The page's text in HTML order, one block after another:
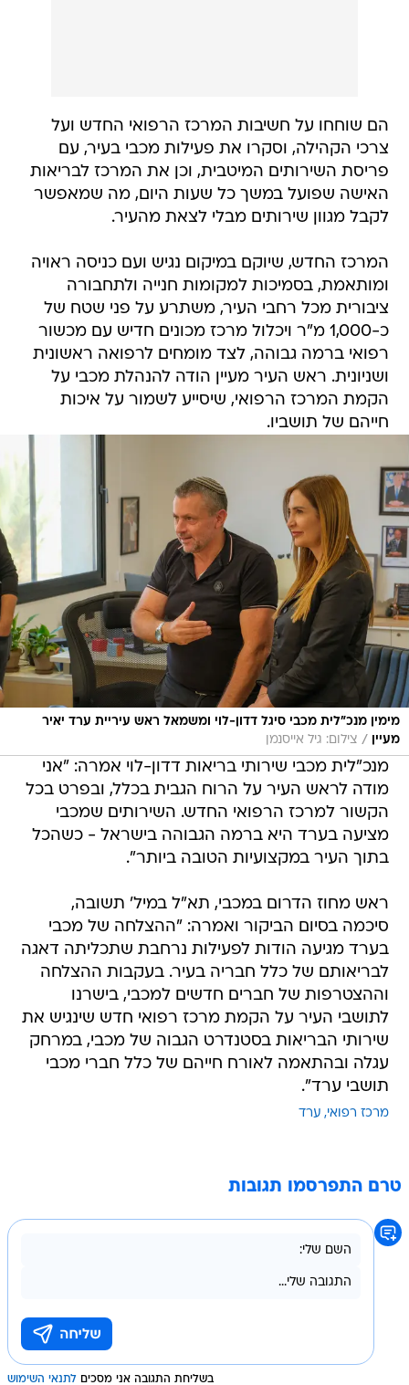
הם שוחחו על חשיבות המרכז הרפואי החדש ועל
צרכי הקהילה, וסקרו את פעילות מכבי בעיר, עם
פריסת השירותים המיטבית, וכן את המרכז לבריאות
האישה שפועל במשך כל שעות היום, מה שמאפשר
לקבל מגוון שירותים מבלי לצאת מהעיר.
המרכז החדש, שיוקם במיקום נגיש ועם כניסה ראויה
ומותאמת, בסמיכות למקומות חנייה ולתחבורה
ציבורית מכל רחבי העיר, משתרע על פני שטח של
כ-1,000 מ"ר ויכלול מרכז מכונים חדיש עם מכשור
רפואי ברמה גבוהה, לצד מומחים לרפואה ראשונית
ושניונית. ראש העיר מעיין הודה להנהלת מכבי על
הקמת המרכז הרפואי, שיסייע לשמור על איכות
חייהם של תושביו.
מימין מנכ״לית מכבי סיגל דדון-לוי ומשמאל ראש עיריית ערד יאיר
מעיין
/ צילום: גיל אייסנמן
מנכ"לית מכבי שירותי בריאות דדון-לוי אמרה: "אני
מודה לראש העיר על הרוח הגבית בכלל, ובפרט בכל
הקשור למרכז הרפואי החדש. השירותים שמכבי
מציעה בערד היא ברמה הגבוהה בישראל - כשהכל
בתוך העיר במקצועיות הטובה ביותר".
ראש מחוז הדרום במכבי, תא"ל במיל' תשובה,
סיכמה בסיום הביקור ואמרה: "ההצלחה של מכבי
בערד מגיעה הודות לפעילות נרחבת שתכליתה דאגה
לבריאותם של כלל חבריה בעיר. בעקבות ההצלחה
וההצטרפות של חברים חדשים למכבי, בישרנו
לתושבי העיר על הקמת מרכז רפואי חדש שינגיש את
שירותי הבריאות בסטנדרט הגבוה של מכבי, במרחק
עגלה ובהתאמה לאורח חייהם של כלל חברי מכבי
תושבי ערד".
מרכז רפואי ערד
טרם התפרסמו תגובות
בשליחת התגובה אני מסכים לתנאי השימוש